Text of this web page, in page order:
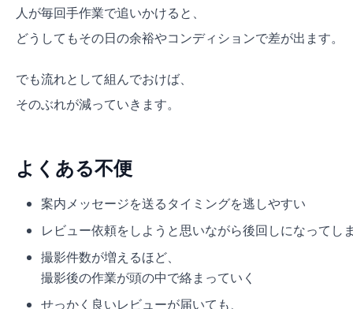
人が毎回手作業で追いかけると、
どうしてもその日の余裕やコンディションで差が出ます。
でも流れとして組んでおけば、
そのぶれが減っていきます。
よくある不便
案内メッセージを送るタイミングを逃しやすい
レビュー依頼をしようと思いながら後回しになってし
撮影件数が増えるほど、
撮影後の作業が頭の中で絡まっていく
せっかく良いレビューが届いても、